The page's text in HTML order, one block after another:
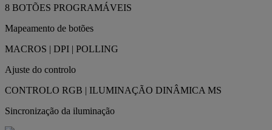
8 BOTÕES PROGRAMÁVEIS
Mapeamento de botões
MACROS | DPI | POLLING
Ajuste do controlo
CONTROLO RGB | ILUMINAÇÃO DINÂMICA MS
Sincronização da iluminação